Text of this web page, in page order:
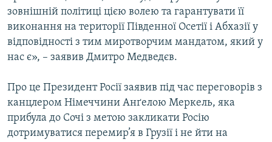
зовнішній політиці цією волею та гарантувати її
виконання на території Південної Осетії і Абхазії у
відповідності з тим миротворчим мандатом, який у
нас є», – заявив Дмитро Медведєв.
Про це Президент Росії заявив під час переговорів з
канцлером Німеччини Анґелою Меркель, яка
прибула до Сочі з метою закликати Росію
дотримуватися перемир’я в Грузії і не йти на